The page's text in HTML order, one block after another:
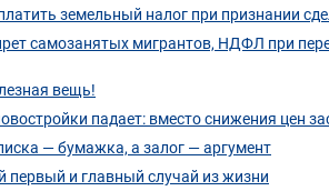
земельный налог при признании
самозанятых мигрантов, НДФЛ при
вещь!
падает: вместо снижения цен
— бумажка, а залог — аргумент
первый и главный случай из жизни